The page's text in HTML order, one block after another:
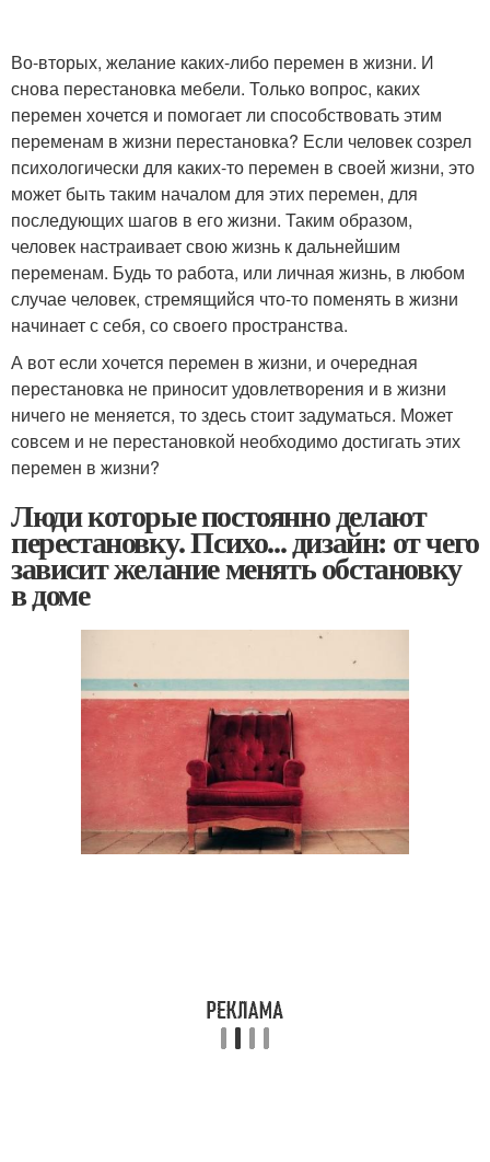
Во-вторых, желание каких-либо перемен в жизни. И
снова перестановка мебели. Только вопрос, каких
перемен хочется и помогает ли способствовать этим
переменам в жизни перестановка? Если человек созрел
психологически для каких-то перемен в своей жизни, это
может быть таким началом для этих перемен, для
последующих шагов в его жизни. Таким образом,
человек настраивает свою жизнь к дальнейшим
переменам. Будь то работа, или личная жизнь, в любом
случае человек, стремящийся что-то поменять в жизни
начинает с себя, со своего пространства.
А вот если хочется перемен в жизни, и очередная
перестановка не приносит удовлетворения и в жизни
ничего не меняется, то здесь стоит задуматься. Может
совсем и не перестановкой необходимо достигать этих
перемен в жизни?
Люди которые постоянно делают
перестановку. Психо... дизайн: от чего
зависит желание менять обстановку
в доме